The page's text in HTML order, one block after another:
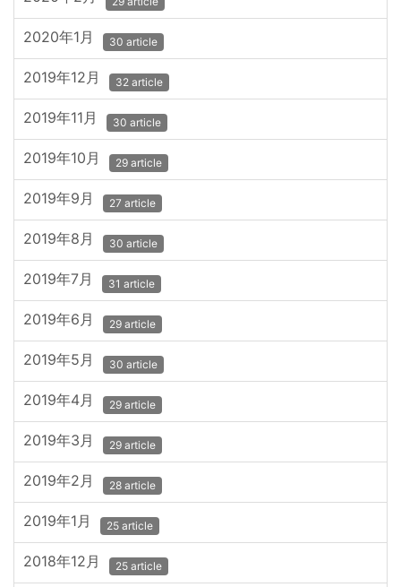
2020年1月 30 article
2019年12月 32 article
2019年11月 30 article
2019年10月 29 article
2019年9月 27 article
2019年8月 30 article
2019年7月 31 article
2019年6月 29 article
2019年5月 30 article
2019年4月 29 article
2019年3月 29 article
2019年2月 28 article
2019年1月 25 article
2018年12月 25 article